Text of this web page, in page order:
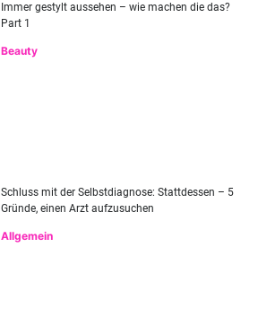
Immer gestylt aussehen – wie machen die das?
Part 1
Beauty
Schluss mit der Selbstdiagnose: Stattdessen – 5
Gründe, einen Arzt aufzusuchen
Allgemein